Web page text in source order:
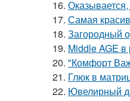
16.
17. Самая
18. Загородный
19. Middle AGE
20. "Комфорт
21. Глюк в
22. Ювелирный